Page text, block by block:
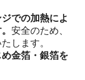
での加熱によ
安全のため、
します。
金箔・銀箔を